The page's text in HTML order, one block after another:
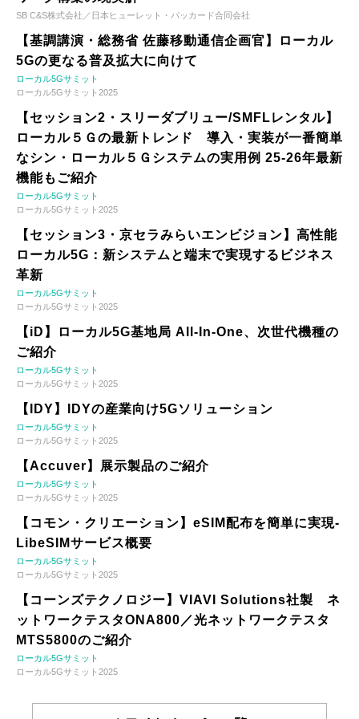
SB C&S株式会社／日本ヒューレット・パッカード合同会社
【基調講演・総務省 佐藤移動通信企画官】ローカル
5Gの更なる普及拡大に向けて
ローカル5Gサミット
ローカル5Gサミット2025
【セッション2・スリーダブリュー/SMFLレンタル】
ローカル５Ｇの最新トレンド 導入・実装が一番簡単
なシン・ローカル５Ｇシステムの実用例 25-26年最新
機能もご紹介
ローカル5Gサミット
ローカル5Gサミット2025
【セッション3・京セラみらいエンビジョン】高性能
ローカル5G：新システムと端末で実現するビジネス
革新
ローカル5Gサミット
ローカル5Gサミット2025
【iD】ローカル5G基地局 All-In-One、次世代機種の
ご紹介
ローカル5Gサミット
ローカル5Gサミット2025
【IDY】IDYの産業向け5Gソリューション
ローカル5Gサミット
ローカル5Gサミット2025
【Accuver】展示製品のご紹介
ローカル5Gサミット
ローカル5Gサミット2025
【コモン・クリエーション】eSIM配布を簡単に実現-
LibeSIMサービス概要
ローカル5Gサミット
ローカル5Gサミット2025
【コーンズテクノロジー】VIAVI Solutions社製 ネ
ットワークテスタONA800／光ネットワークテスタ
MTS5800のご紹介
ローカル5Gサミット
ローカル5Gサミット2025